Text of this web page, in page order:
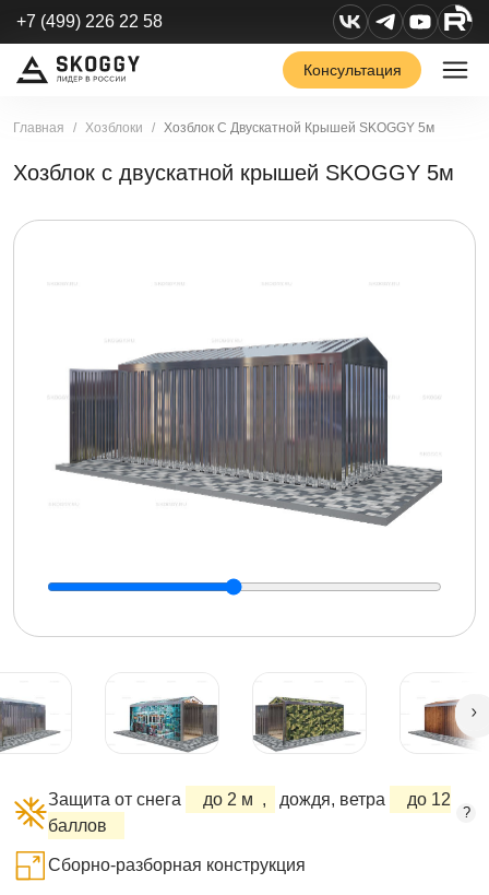
+7 (499) 226 22 58
Консультация
Главная Хозблоки Хозблок С Двускатной Крышей SKOGGY 5м
Хозблок с двускатной крышей SKOGGY 5м
Защита от снега до 2 м , дождя, ветра
до 12
баллов
?
Сборно-разборная конструкция